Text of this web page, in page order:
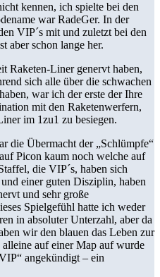
kennen, ich spielte bei den
war RadeGer. In der
VIP´s mit und zuletzt bei den
aber schon lange her.
Raketen-Liner genervt haben,
sich alle über die schwachen
war ich der erste der Ihre
mit den Raketenwerfern,
im 1zu1 zu besiegen.
die Übermacht der „Schlümpfe“
Picon kaum noch welche auf
die VIP´s, haben sich
einer guten Disziplin, haben
und sehr große
Spielgefühl hatte ich weder
in absoluter Unterzahl, aber da
wir den blauen das Leben zur
auf einer Map auf wurde
angekündigt – ein